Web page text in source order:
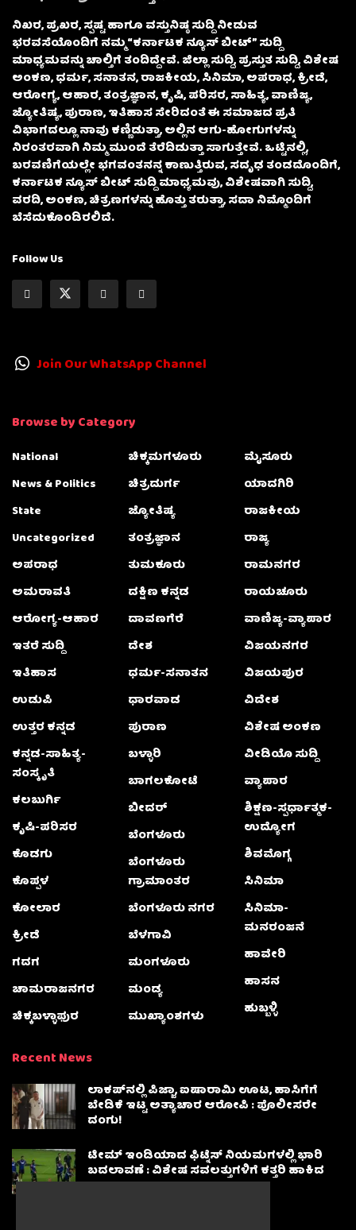
ನಿಖರ, ಪ್ರಖರ, ಸ್ಪಷ್ಟ ಹಾಗೂ ವಸ್ತುನಿಷ್ಠ ಸುದ್ದಿ ನೀಡುವ
ಭರವಸೆಯೊಂದಿಗೆ ನಮ್ಮ “ಕರ್ನಾಟಕ ನ್ಯೂಸ್ ಬೀಟ್” ಸುದ್ದಿ
ಮಾಧ್ಯಮವನ್ನು ಚಾಲ್ತಿಗೆ ತಂದಿದ್ದೇವೆ. ಜಿಲ್ಲಾ ಸುದ್ದಿ, ಪ್ರಸ್ತುತ ಸುದ್ದಿ, ವಿಶೇಷ
ಅಂಕಣ, ಧರ್ಮ, ಸನಾತನ, ರಾಜಕೀಯ, ಸಿನಿಮಾ, ಅಪರಾಧ, ಕ್ರೀಡೆ,
ಆರೋಗ್ಯ, ಆಹಾರ, ತಂತ್ರಜ್ಞಾನ, ಕೃಷಿ, ಪರಿಸರ, ಸಾಹಿತ್ಯ, ವಾಣಿಜ್ಯ,
ಜ್ಯೋತಿಷ್ಯ, ಪುರಾಣ, ಇತಿಹಾಸ ಸೇರಿದಂತೆ ಈ ಸಮಾಜದ ಪ್ರತಿ
ವಿಭಾಗದಲ್ಲೂ ನಾವು ಕಣ್ಣಿಡುತ್ತಾ, ಅಲ್ಲಿನ ಆಗು-ಹೋಗುಗಳನ್ನು
ನಿರಂತರವಾಗಿ ನಿಮ್ಮ ಮುಂದೆ ತೆರೆದಿಡುತ್ತಾ ಸಾಗುತ್ತೇವೆ. ಒಟ್ಟಿನಲ್ಲಿ,
ಬರವಣಿಗೆಯಲ್ಲೇ ಭಗವಂತನನ್ನ ಕಾಣುತ್ತಿರುವ, ಸದೃಢ ತಂಡದೊಂದಿಗೆ,
ಕರ್ನಾಟಕ ನ್ಯೂಸ್ ಬೀಟ್ ಸುದ್ದಿ ಮಾಧ್ಯಮವು, ವಿಶೇಷವಾಗಿ ಸುದ್ದಿ,
ವರದಿ, ಅಂಕಣ, ಚಿತ್ರಣಗಳನ್ನು ಹೊತ್ತು ತರುತ್ತಾ, ಸದಾ ನಿಮ್ಮೊಂದಿಗೆ
ಬೆಸೆದುಕೊಂಡಿರಲಿದೆ.
Follow Us
Join Our WhatsApp Channel
Browse by Category
National
News & Politics
State
Uncategorized
ಅಪರಾಧ
ಅಮರಾವತಿ
ಆರೋಗ್ಯ-ಆಹಾರ
ಇತರೆ ಸುದ್ದಿ
ಇತಿಹಾಸ
ಉಡುಪಿ
ಉತ್ತರ ಕನ್ನಡ
ಕನ್ನಡ-ಸಾಹಿತ್ಯ-
ಸಂಸ್ಕೃತಿ
ಕಲಬುರ್ಗಿ
ಕೃಷಿ-ಪರಿಸರ
ಕೊಡಗು
ಕೊಪ್ಪಳ
ಕೋಲಾರ
ಕ್ರೀಡೆ
ಗದಗ
ಚಾಮರಾಜನಗರ
ಚಿಕ್ಕಬಳ್ಳಾಫುರ
ಚಿಕ್ಕಮಗಳೂರು
ಚಿತ್ರದುರ್ಗ
ಜ್ಯೋತಿಷ್ಯ
ತಂತ್ರಜ್ಞಾನ
ತುಮಕೂರು
ದಕ್ಷಿಣ ಕನ್ನಡ
ದಾವಣಗೆರೆ
ದೇಶ
ಧರ್ಮ-ಸನಾತನ
ಧಾರವಾಡ
ಪುರಾಣ
ಬಳ್ಳಾರಿ
ಬಾಗಲಕೋಟೆ
ಬೀದರ್
ಬೆಂಗಳೂರು
ಬೆಂಗಳೂರು
ಗ್ರಾಮಾಂತರ
ಬೆಂಗಳೂರು ನಗರ
ಬೆಳಗಾವಿ
ಮಂಗಳೂರು
ಮಂಡ್ಯ
ಮುಖ್ಯಾಂಶಗಳು
ಮೈಸೂರು
ಯಾದಗಿರಿ
ರಾಜಕೀಯ
ರಾಜ್ಯ
ರಾಮನಗರ
ರಾಯಚೂರು
ವಾಣಿಜ್ಯ-ವ್ಯಾಪಾರ
ವಿಜಯನಗರ
ವಿಜಯಪುರ
ವಿದೇಶ
ವಿಶೇಷ ಅಂಕಣ
ವೀಡಿಯೊ ಸುದ್ದಿ
ವ್ಯಾಪಾರ
ಶಿಕ್ಷಣ-ಸ್ಪರ್ಧಾತ್ಮಕ-
ಉದ್ಯೋಗ
ಶಿವಮೊಗ್ಗ
ಸಿನಿಮಾ
ಸಿನಿಮಾ-
ಮನರಂಜನೆ
ಹಾವೇರಿ
ಹಾಸನ
ಹುಬ್ಬಳ್ಳಿ
Recent News
ಲಾಕಪ್‌ನಲ್ಲಿ ಪಿಜ್ಜಾ, ಐಷಾರಾಮಿ ಊಟ, ಹಾಸಿಗೆಗೆ
ಬೇಡಿಕೆ ಇಟ್ಟ ಅತ್ಯಾಚಾರ ಆರೋಪಿ : ಪೊಲೀಸರೇ
ದಂಗು!
ಟೀಮ್ ಇಂಡಿಯಾದ ಫಿಟ್ನೆಸ್ ನಿಯಮಗಳಲ್ಲಿ ಭಾರಿ
ಬದಲಾವಣೆ : ವಿಶೇಷ ಸವಲತ್ತುಗಳಿಗೆ ಕತ್ತರಿ ಹಾಕಿದ
BCCI